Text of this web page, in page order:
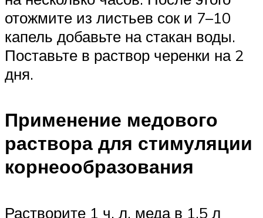
отожмите из листьев сок и 7–10
капель добавьте на стакан воды.
Поставьте в раствор черенки на 2
дня.
Применение медового
раствора для стимуляции
корнеообразования
Растворите 1 ч. л. меда в 1,5 л